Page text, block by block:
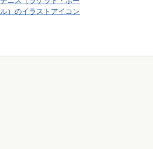
ル）のイラストアイコン